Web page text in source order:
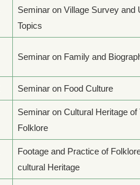
Seminar on Village Survey and
Topics
Seminar on Family and
Seminar on Food Culture
Seminar on Cultural Heritage of
Folklore
Footage and Practice of
cultural Heritage